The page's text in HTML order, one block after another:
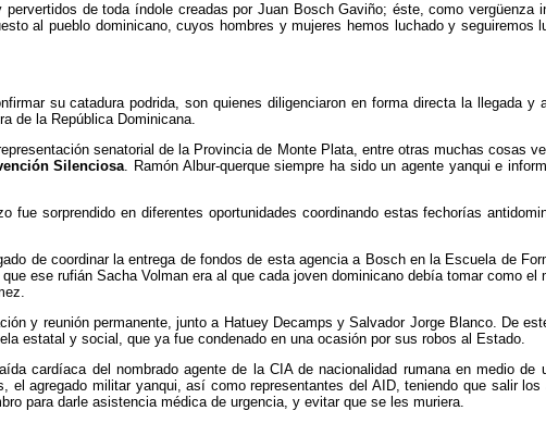
de toda índole creadas por Juan Bosch Gaviño; éste, como vergüenza
al pueblo dominicano, cuyos hombres y mujeres hemos luchado y seguiremos
su catadura podrida, son quienes diligenciaron en forma directa la llegada
de la República Dominicana.
senatorial de la Provincia de Monte Plata, entre otras muchas cosas
Silenciosa. Ramón Albur-querque siempre ha sido un agente yanqui e
sorprendido en diferentes oportunidades coordinando estas fechorías
de coordinar la entrega de fondos de esta agencia a Bosch en la Escuela de
ese rufián Sacha Volman era al que cada joven dominicano debía tomar como el
y reunión permanente, junto a Hatuey Decamps y Salvador Jorge Blanco. De
estatal y social, que ya fue condenado en una ocasión por sus robos al Estado.
cardíaca del nombrado agente de la CIA de nacionalidad rumana en medio de
agregado militar yanqui, así como representantes del AID, teniendo que salir los
para darle asistencia médica de urgencia, y evitar que se les muriera.